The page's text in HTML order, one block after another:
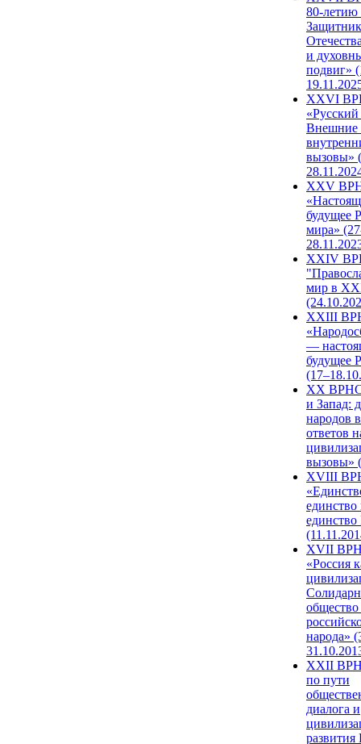
80-
и
подвиг»
XXVI
Внешние
вызовы»
XXV
будущее
мира»
XXIV
мир в
XXIII
—
будущее
XX ВРНС
и Запад:
народов
ответов
вызовы»
XVIII
единство
единство
XVII
«Россия
народа»
XXII
по пути
диалога и
развития